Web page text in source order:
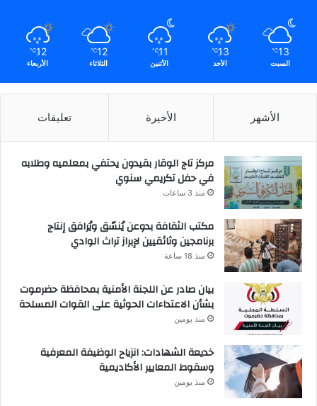
13
℃
السبت
13
℃
الأحد
11
℃
الأثنين
12
℃
الثلاثاء
12
℃
الأربعاء
الأشهر الأخيرة تعليقات
مركز تاج الوقار بقيدون يحتفي بمعلميه وطلابه
في حفل تكريمي سنوي
منذ 3 ساعات
مكتب الثقافة بدوعن يُنسّق ويُرافق إنتاج
برنامجين وثائقيين لإبراز تراث الوادي
منذ 18 ساعة
بيان صادر عن اللجنة الأمنية بمحافظة حضرموت
بشأن الاعتداءات الحوثية على القوات المسلحة
منذ يومين
خديعة الشهادات: انزياح الوظيفة المعرفية
وسقوط المعايير الأكاديمية
منذ يومين